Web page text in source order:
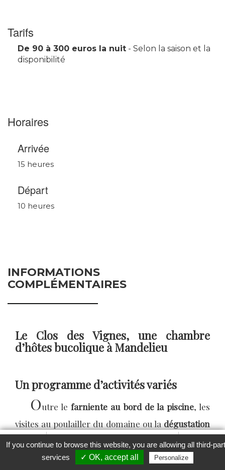
www
Tarifs
De 90 à 300 euros la nuit - Selon la saison et la
disponibilité
Horaires
Arrivée
15 heures
Départ
10 heures
INFORMATIONS
COMPLÉMENTAIRES
Le Clos des Vignes, une chambre
d’hôtes bucolique à Mandelieu
Un programme d’activités variés
Outre lefarniente au bord de la piscine, les
visites au poulailler du domaine ou la dégustation
des vinsdu propriétaire, la chambre d’hôtes de
Mandelieu La Napouleoffre un environnement
If you continue to browse this website, you are allowing all third-
services
✓ OK, accept all Personalize